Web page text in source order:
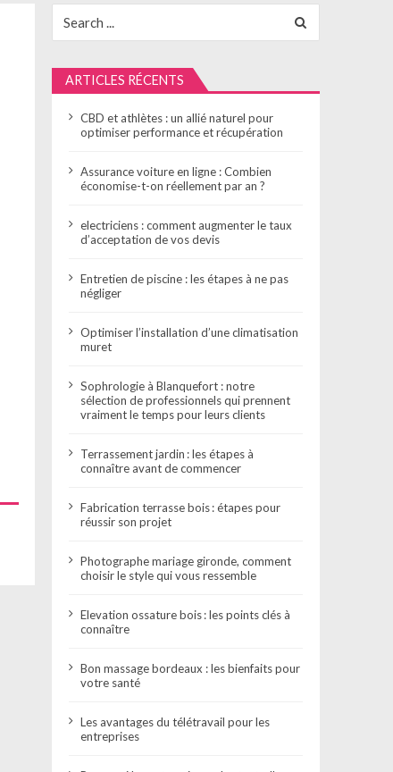
for:
ARTICLES RÉCENTS
CBD et athlètes : un allié naturel pour
optimiser performance et récupération
Assurance voiture en ligne : Combien
économise-t-on réellement par an ?
electriciens : comment augmenter le taux
d’acceptation de vos devis
Entretien de piscine : les étapes à ne pas
négliger
Optimiser l’installation d’une climatisation
muret
Sophrologie à Blanquefort : notre
sélection de professionnels qui prennent
vraiment le temps pour leurs clients
Terrassement jardin : les étapes à
connaître avant de commencer
Fabrication terrasse bois : étapes pour
réussir son projet
Photographe mariage gironde, comment
choisir le style qui vous ressemble
Elevation ossature bois : les points clés à
connaître
Bon massage bordeaux : les bienfaits pour
votre santé
Les avantages du télétravail pour les
entreprises